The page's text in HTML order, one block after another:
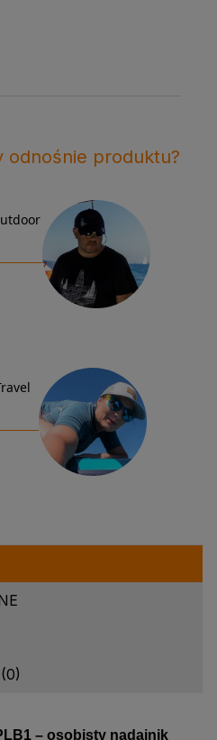
odnośnie produktu?
– osobisty nadajnik